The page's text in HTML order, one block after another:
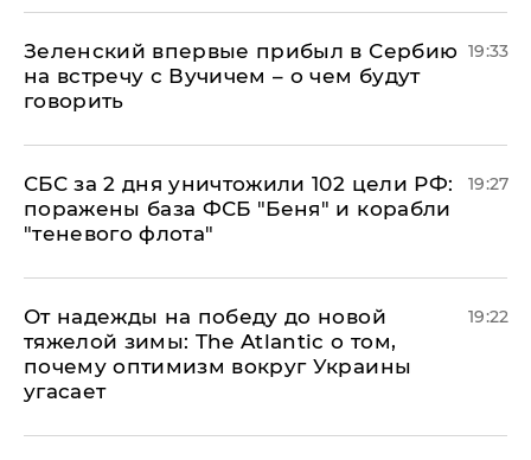
Зеленский впервые прибыл в Сербию
на встречу с Вучичем – о чем будут
говорить
19:33
СБС за 2 дня уничтожили 102 цели РФ:
поражены база ФСБ "Беня" и корабли
"теневого флота"
19:27
От надежды на победу до новой
тяжелой зимы: The Atlantic о том,
почему оптимизм вокруг Украины
угасает
19:22